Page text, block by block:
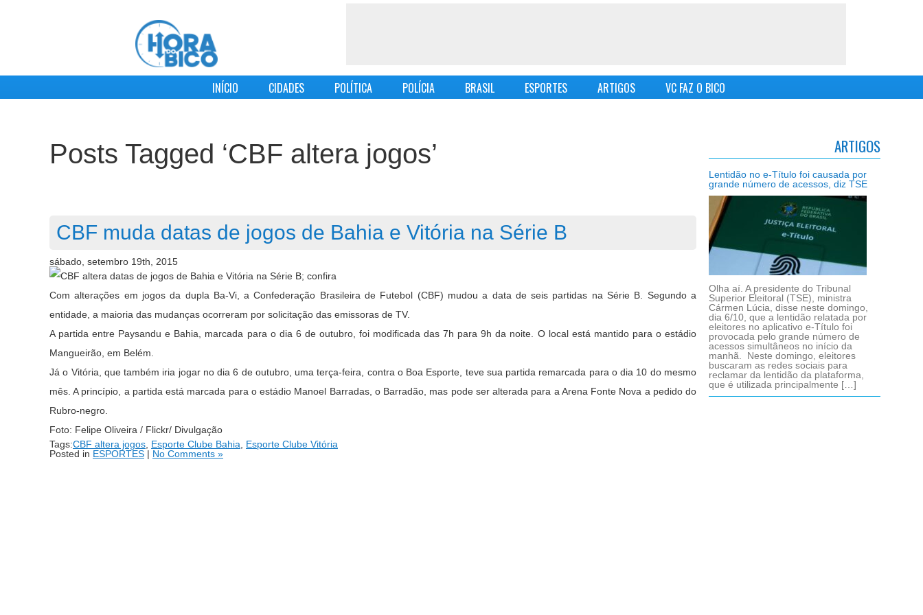
INÍCIO CIDADES POLÍTICA POLÍCIA BRASIL ESPORTES ARTIGOS VC FAZ O BICO
Posts Tagged ‘CBF altera jogos’
CBF muda datas de jogos de Bahia e Vitória na Série B
sábado, setembro 19th, 2015
Com alterações em jogos da dupla Ba-Vi, a Confederação Brasileira de Futebol (CBF) mudou a data de seis partidas na Série B. Segundo a
entidade, a maioria das mudanças ocorreram por solicitação das emissoras de TV.
A partida entre Paysandu e Bahia, marcada para o dia 6 de outubro, foi modificada das 7h para 9h da noite. O local está mantido para o estádio
Mangueirão, em Belém.
Já o Vitória, que também iria jogar no dia 6 de outubro, uma terça-feira, contra o Boa Esporte, teve sua partida remarcada para o dia 10 do mesmo
mês. A princípio, a partida está marcada para o estádio Manoel Barradas, o Barradão, mas pode ser alterada para a Arena Fonte Nova a pedido do
Rubro-negro.
Foto: Felipe Oliveira / Flickr/ Divulgação
Tags:CBF altera jogos Esporte Clube Bahia
Esporte Clube Vitória
Posted in ESPORTES | No Comments »
ARTIGOS
Lentidão no e-Título foi causada por
grande número de acessos, diz TSE
Olha aí. A presidente do Tribunal
Superior Eleitoral (TSE), ministra
Cármen Lúcia, disse neste domingo,
dia 6/10, que a lentidão relatada por
eleitores no aplicativo e-Título foi
provocada pelo grande número de
acessos simultâneos no início da
manhã. Neste domingo, eleitores
buscaram as redes sociais para
reclamar da lentidão da plataforma,
que é utilizada principalmente […]